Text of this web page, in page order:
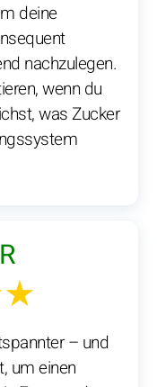
deine
nachzulegen.
wenn du
was Zucker
– und
um einen